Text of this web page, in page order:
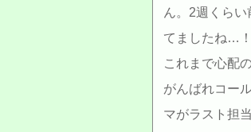
ん。2週くら
てましたね…！
これまで心配
がんばれコー
マがラスト担